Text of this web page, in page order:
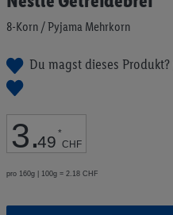
8-Korn / Pyjama Mehrkorn
Du magst dieses Produkt?
3.49 *
CHF
pro 160g | 100g = 2.18 CHF
Anfang
der
springen